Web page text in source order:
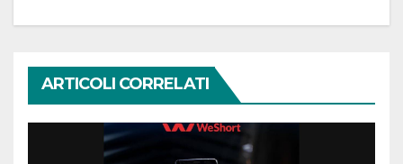
ARTICOLI CORRELATI